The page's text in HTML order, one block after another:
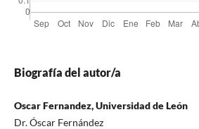
Biografía del autor/a
Oscar Fernandez, Universidad de León
Dr. Óscar Fernández